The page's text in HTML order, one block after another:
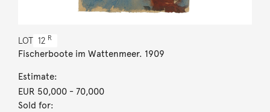
LOT 12 R
Fischerboote im Wattenmeer. 1909
Estimate:
EUR 50,000- 70,000
Sold for: